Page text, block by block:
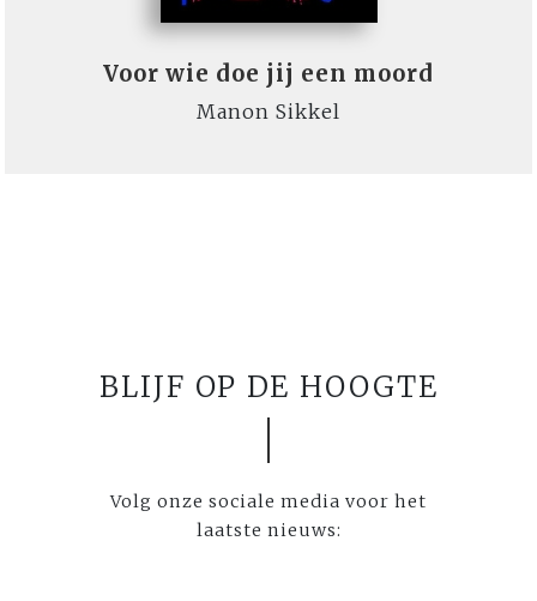
Voor wie doe jij een moord
Manon Sikkel
BLIJF OP DE HOOGTE
Volg onze sociale media voor het
laatste nieuws: